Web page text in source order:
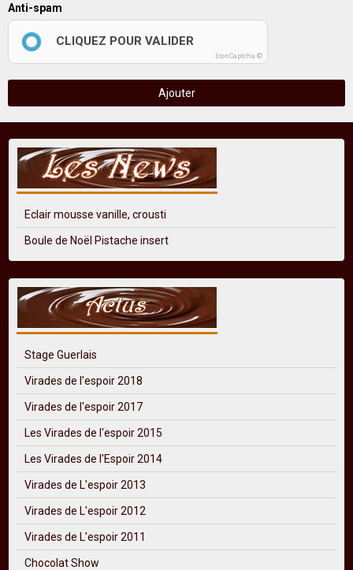
Anti-spam
CLIQUEZ POUR VALIDER
IconCaptcha ©
Ajouter
Eclair mousse vanille, crousti
Boule de Noël Pistache insert
Stage Guerlais
Virades de l'espoir 2018
Virades de l'espoir 2017
Les Virades de l'espoir 2015
Les Virades de l'Espoir 2014
Virades de L'espoir 2013
Virades de L'espoir 2012
Virades de L'espoir 2011
Chocolat Show